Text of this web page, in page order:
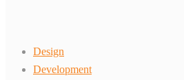
Design
Development